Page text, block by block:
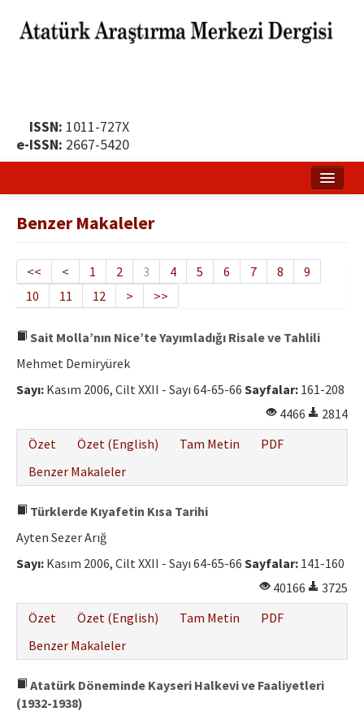
ISSN: 1011-727X
e-ISSN: 2667-5420
Yayın Politikası
Dergi Kurulları
Yayın İlkeleri
Etik İlkeler
Yazar Rehberi
Hakem Rehberi
İletişim
Benzer Makaleler
<< < 1 2 3 4 5 6 7 8
9
10
11 12 > >>
Sait Molla’nın Nice’te Yayımladığı Risale ve Tahlili
Mehmet Demiryürek
Sayı: Kasım 2006, Cilt XXII - Sayı 64-65-66 Sayfalar: 161-208
4466
2814
Özet
Özet (English) Tam Metin
PDF
Benzer Makaleler
Türklerde Kıyafetin Kısa Tarihi
Ayten Sezer Arığ
Sayı: Kasım 2006, Cilt XXII - Sayı 64-65-66 Sayfalar: 141-160
40166
3725
Özet
Özet (English) Tam Metin
PDF
Benzer Makaleler
Atatürk Döneminde Kayseri Halkevi ve Faaliyetleri
(1932-1938)